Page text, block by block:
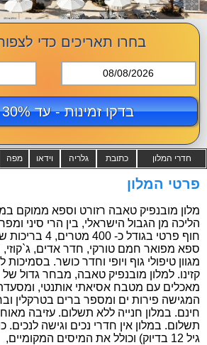
בחרו תאריכים כדי
08/08/2026
בדקו זמינות - עד 30% הנחה
מפה וידאו גלריה כתובת חדרי המלון
פרטי המלון
מלון מובנפיק טאבה רזורט וספא ממוקם
הליכה מן הגבול הישראלי, בין הרי סיני
חוף פרטי בגודל
ספא מפואר חמם טורקי, חדר אדים, ג`קוזי,
מגוון טיפולי גוף ויופי וחדר כושר.
קזינו. למלון מובנפיק טאבה, מבחר גדול
מאכלים עם מטבח אסיאתי אותנטי,
המגישה פירות ים ומספר ברים בטרקלין
תשלום. במלון אין חדרי נכים וגישה לנכים.
גיל 12 בדיוק) וכולל את המיסים המקומיים,